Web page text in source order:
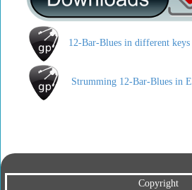
12-Bar-Blues in different keys
Strumming 12-Bar-Blues in E
Copyright